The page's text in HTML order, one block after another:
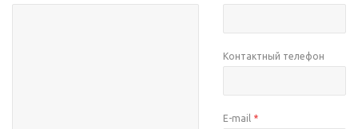
Контактный телефон
E-mail *